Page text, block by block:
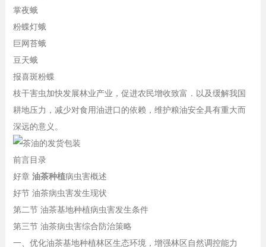
掌夜蛾
粉蝶灯蛾
巨网苔蛾
豆天蛾
报喜斑粉蝶
枝干害虫加快发展林业产业，促进农民增收致富．以及缓解我国
耕地压力，减少对食用油进口的依赖，维护粮油安全具有重大而
深远的意义。
前言目录
好章 油茶种植病虫害概述
好节 油茶病虫害发生现状
第二节 油茶基地种植病虫害发生条件
第三节 油茶病虫害综合防治策略
一、优化油茶基地种植林区生态环境，增强林区自然调控能力